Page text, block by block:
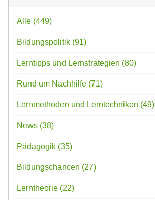
Alle (449)
Bildungspolitik (91)
Lerntipps und Lernstrategien (80)
Rund um Nachhilfe (71)
Lernmethoden und Lerntechniken (49)
News (38)
Pädagogik (35)
Bildungschancen (27)
Lerntheorie (22)